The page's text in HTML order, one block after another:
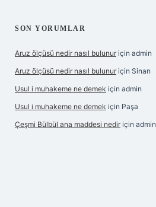
SON YORUMLAR
Aruz ölçüsü nedir nasıl bulunur için admin
Aruz ölçüsü nedir nasıl bulunur için Sinan
Usul i muhakeme ne demek için admin
Usul i muhakeme ne demek için Paşa
Çeşmi Bülbül ana maddesi nedir için admin